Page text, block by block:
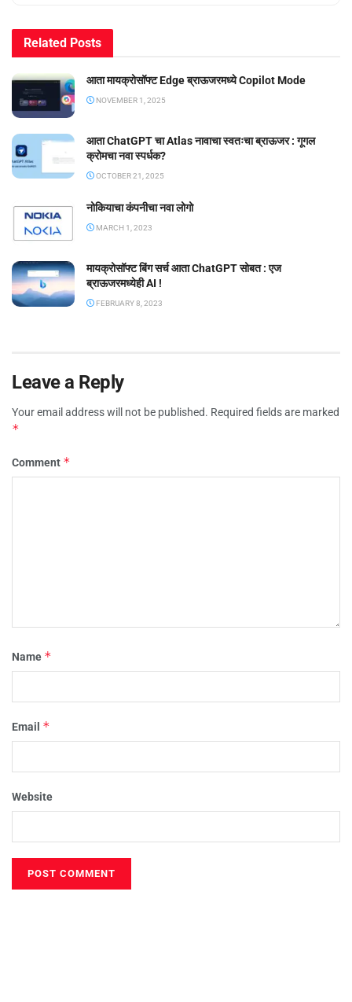
Related Posts
आता मायक्रोसॉफ्ट Edge ब्राऊजरमध्ये Copilot Mode
NOVEMBER 1, 2025
आता ChatGPT चा Atlas नावाचा स्वतःचा ब्राऊजर : गूगल
क्रोमचा नवा स्पर्धक?
OCTOBER 21, 2025
नोकियाचा कंपनीचा नवा लोगो
MARCH 1, 2023
मायक्रोसॉफ्ट बिंग सर्च आता ChatGPT सोबत : एज
ब्राऊजरमध्येही AI !
FEBRUARY 8, 2023
Leave a Reply
Your email address will not be published. Required fields are marked
*
Comment *
Name *
Email *
Website